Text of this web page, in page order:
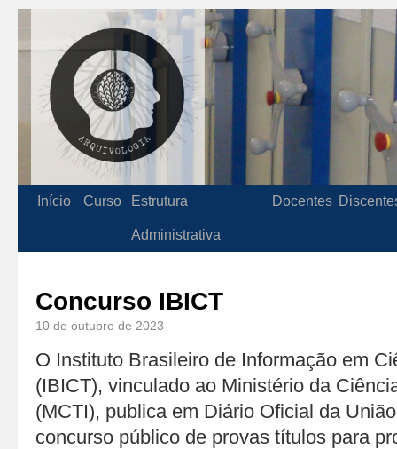
Início Curso Estrutura
Administrativa
Docentes
Concurso IBICT
10 de outubro de 2023
O Instituto Brasileiro de Informação em
(IBICT), vinculado ao Ministério da
(MCTI), publica em Diário Oficial da
concurso público de provas títulos para